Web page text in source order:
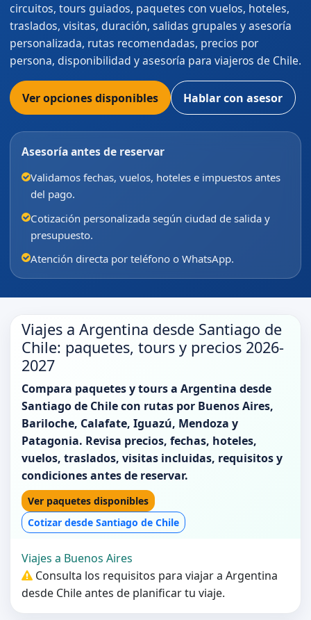
circuitos, tours guiados, paquetes con vuelos, hoteles,
traslados, visitas, duración, salidas grupales y asesoría
personalizada, rutas recomendadas, precios por
persona, disponibilidad y asesoría para viajeros de Chile.
Ver opciones disponibles Hablar con asesor
Asesoría antes de reservar
Validamos fechas, vuelos, hoteles e impuestos antes
del pago.
Cotización personalizada según ciudad de salida y
presupuesto.
Atención directa por teléfono o WhatsApp.
Viajes a Argentina desde Santiago de
Chile: paquetes, tours y precios 2026-
2027
Compara paquetes y tours a Argentina desde
Santiago de Chile con rutas por Buenos Aires,
Bariloche, Calafate, Iguazú, Mendoza y
Patagonia. Revisa precios, fechas, hoteles,
vuelos, traslados, visitas incluidas, requisitos y
condiciones antes de reservar.
Ver paquetes disponibles
Cotizar desde Santiago de Chile
Viajes a Buenos Aires
Consulta los requisitos para viajar a Argentina
desde Chile antes de planificar tu viaje.